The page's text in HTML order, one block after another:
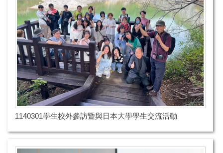
1140301學生校外參訪暨與日本大學學生交流活動